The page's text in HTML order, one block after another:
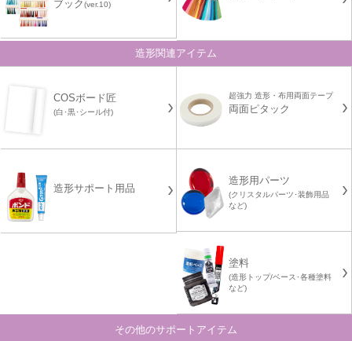
ブック(ver.10)
造形関連アイテム
COSボード匠
(白･黒･シール付)
超強力 造形・布用両面テープ
両面ピタック
造形サポート用品
造形用パーツ
(クリスタルパーツ･装飾用品
など)
塗料
(造形トップ/ベース･各種塗料
など)
その他のサポートアイテム